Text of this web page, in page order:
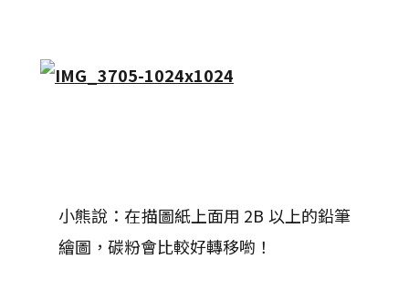
小熊說：在描圖紙上面用 2B 以上的鉛筆
繪圖，碳粉會比較好轉移喲！